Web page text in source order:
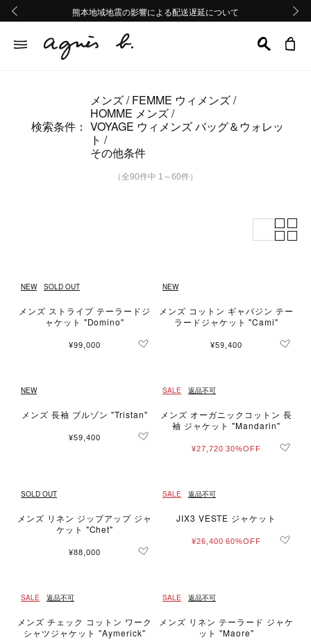
熊本地域地震の影響による配送遅延について
Summer Sale 2buy10%OFF!!
熊本地域地震の影響による配送遅延について
Summer Sale 2buy10%OFF!!
検索条件：
メンズ FEMME ウィメンズ
HOMME メンズ
VOYAGE ウィメンズ バッグ＆ウォレッ
ト
その他条件
（全90件中 1～60件）
NEW SOLD OUT
メンズ ストライプ テーラードジ
ャケット "Domino"
¥99,000
NEW
メンズ コットン ギャバジン テー
ラードジャケット "Cami"
¥59,400
NEW
メンズ 長袖 ブルゾン "Tristan"
¥59,400
SALE 返品不可
メンズ オーガニックコットン 長
袖 ジャケット "Mandarin"
¥27,720 30%OFF
SOLD OUT
メンズ リネン ジップアップ ジャ
ケット "Chet"
¥88,000
SALE 返品不可
JIX3 VESTE ジャケット
¥26,400 60%OFF
SALE 返品不可
メンズ チェック コットン ワーク
シャツジャケット "Aymerick"
SALE 返品不可
メンズ リネン テーラード ジャケ
ット "Maore"